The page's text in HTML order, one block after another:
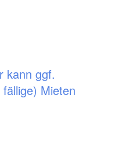
kann ggf.
Mieten